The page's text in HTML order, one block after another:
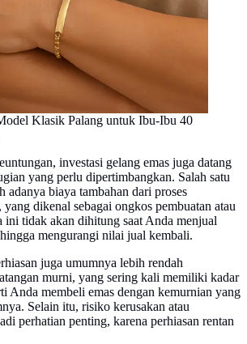
Klasik Palang untuk Ibu-Ibu 40
investasi gelang emas juga datang
yang perlu dipertimbangkan. Salah satu
adanya biaya tambahan dari proses
yang dikenal sebagai ongkos pembuatan atau
tidak akan dihitung saat Anda menjual
mengurangi nilai jual kembali.
juga umumnya lebih rendah
murni, yang sering kali memiliki kadar
Anda membeli emas dengan kemurnian yang
Selain itu, risiko kerusakan atau
perhatian penting, karena perhiasan rentan